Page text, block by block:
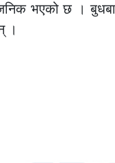
भएको छ ।
।